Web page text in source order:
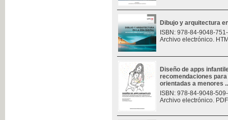
Dibujo y arquitectura
ISBN: 978-84-9048-
Archivo electrónico.
Diseño de apps
recomendaciones
orientadas a menores
ISBN: 978-84-9048-
Archivo electrónico.